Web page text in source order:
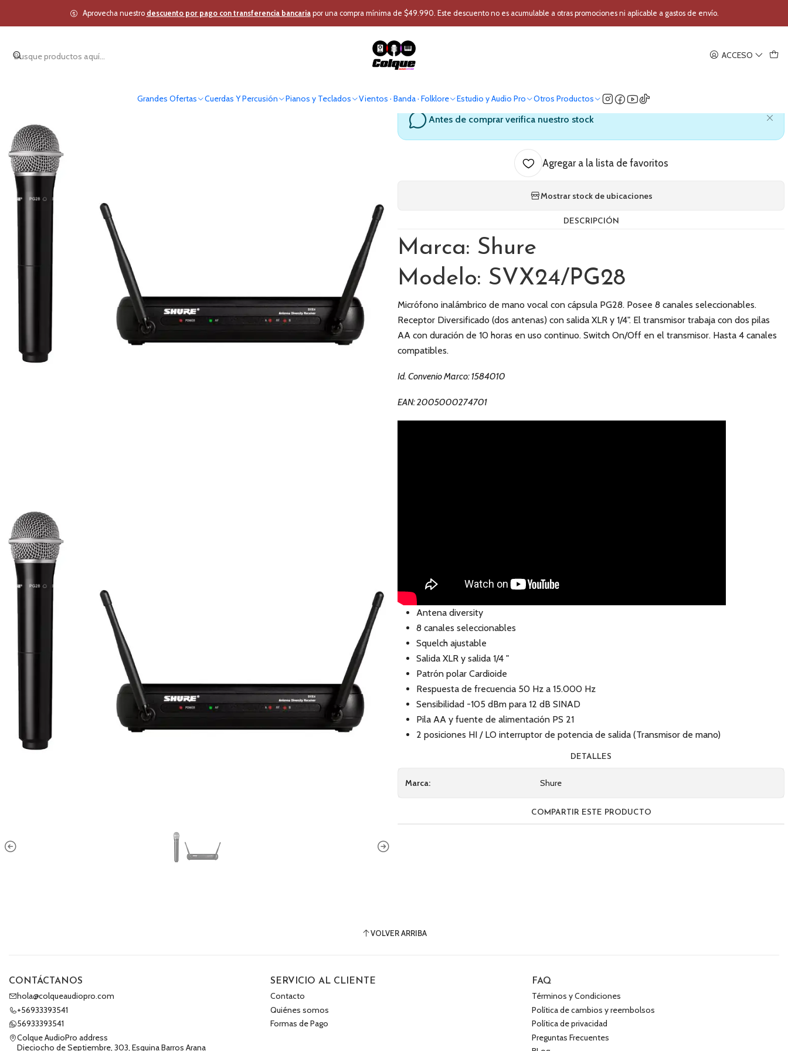
ACCESO
Grandes Ofertas Cuerdas Y Percusión Pianos y Teclados Vientos · Banda · Folklore Estudio y Audio Pro Otros Productos
Aprovecha nuestro descuento por pago con transferencia bancariapor una compra mínima de $49.990. Este descuento no es acumulable a otras promociones ni aplicable a gastos de envío.
Inicio Estudio y Audio Pro Audio Profesional Micrófono Profesional Micrófono Inalámbrico Micrófono Mano Microfono Inalambrico de mano Shure SVX24/PG28
Microfono Inalambrico de mano Shure
Antes de comprar verifica nuestro stock
Agregar a la lista de favoritos
Mostrar stock de ubicaciones
DESCRIPCIÓN
Marca: Shure
Modelo: SVX24/PG28
Micrófono inalámbrico de mano vocal con cápsula PG28. Posee 8 canales seleccionables.
Receptor Diversificado (dos antenas) con salida XLR y 1/4". El transmisor trabaja con dos pilas
AA con duración de 10 horas en uso continuo. Switch On/Off en el transmisor. Hasta 4 canales
compatibles.
Id. Convenio Marco: 1584010
EAN: 2005000274701
Antena diversity
8 canales seleccionables
Squelch ajustable
Salida XLR y salida 1/4 "
Patrón polar Cardioide
Respuesta de frecuencia 50 Hz a 15.000 Hz
Sensibilidad -105 dBm para 12 dB SINAD
Pila AA y fuente de alimentación PS 21
2 posiciones HI / LO interruptor de potencia de salida (Transmisor de mano)
DETALLES
Marca: Shure
COMPARTIR ESTE PRODUCTO
VOLVER ARRIBA
CONTÁCTANOS
hola@colqueaudiopro.com
+56933393541
56933393541
Colque AudioPro address
Dieciocho de Septiembre, 303, Esquina Barros Arana
SERVICIO AL CLIENTE
Contacto
Quiénes somos
Formas de Pago
FAQ
Términos y Condiciones
Política de cambios y reembolsos
Política de privacidad
Preguntas Frecuentes